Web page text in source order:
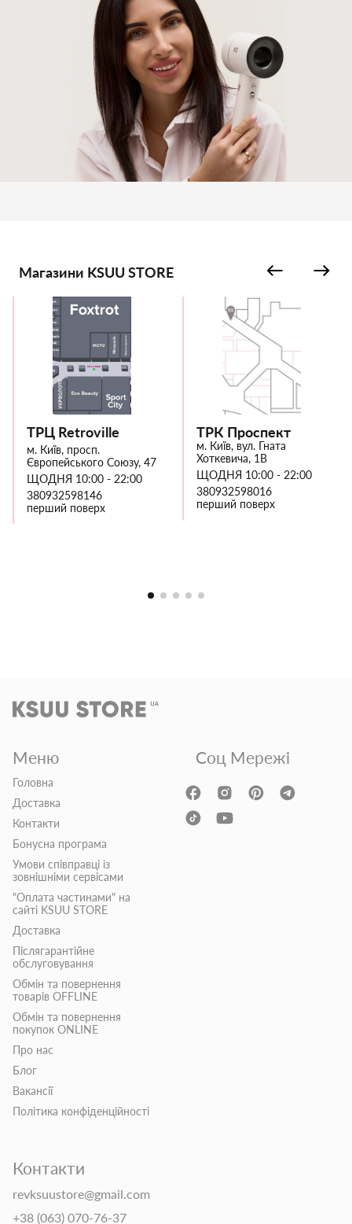
Магазини KSUU STORE
ТРЦ Retroville
м. Київ, просп.
Європейського Союзу, 47
ЩОДНЯ 10:00 - 22:00
380932598146
перший поверх
ТРК Проспект
м. Київ, вул. Гната
Хоткевича, 1В
ЩОДНЯ 10:00 - 22:00
380932598016
перший поверх
Меню
Головна
Доставка
Контакти
Бонусна програма
Умови співправці із
зовнішніми сервісами
"Оплата частинами" на
сайті KSUU STORE
Доставка
Післягарантійне
обслуговування
Обмін та повернення
товарів OFFLINE
Обмін та повернення
покупок ONLINE
Про нас
Блог
Вакансії
Політика конфіденційності
Контакти
revksuustore@gmail.com
+38 (063) 070-76-37
Соц Мережі